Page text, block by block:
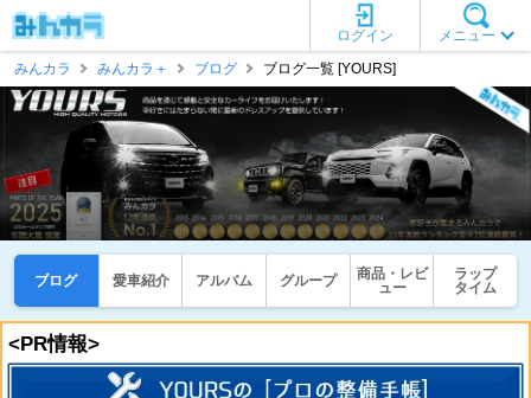
メニュー
ログイン
みんカラ
みんカラ＋ ブログ ブログ一覧 [YOURS]
ブログ 愛車紹介 アルバム グループ
商品・レビ
ュー
ラップ
タイム
<PR情報>